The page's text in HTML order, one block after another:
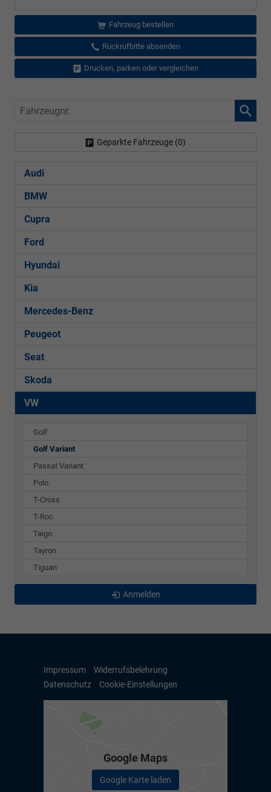
Fahrzeug bestellen
Rückrufbitte absenden
Drucken, parken oder vergleichen
Fahrzeugnr.
Geparkte Fahrzeuge (0)
Audi
BMW
Cupra
Ford
Hyundai
Kia
Mercedes-Benz
Peugeot
Seat
Skoda
VW
Golf
Golf Variant
Passat Variant
Polo
T-Cross
T-Roc
Taigo
Tayron
Tiguan
Anmelden
Impressum
Widerrufsbelehrung
Datenschutz
Cookie-Einstellungen
Google Maps
Google Karte laden